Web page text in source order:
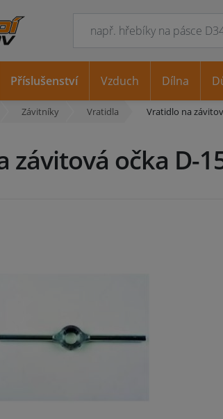
Závitníky Vratidla Vratidlo na
závitová očka D-
Příslušenství Vzduch Dílna